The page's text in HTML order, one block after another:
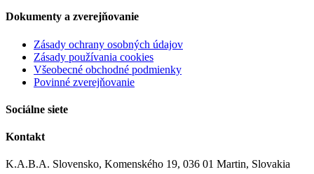
Dokumenty a zverejňovanie
Zásady ochrany osobných údajov
Zásady používania cookies
Všeobecné obchodné podmienky
Povinné zverejňovanie
Sociálne siete
Kontakt
K.A.B.A. Slovensko, Komenského 19, 036 01 Martin, Slovakia